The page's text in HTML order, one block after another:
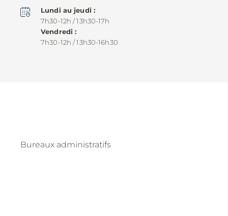
Lundi au jeudi
7h30-12h / 13h30-17h
Vendredi
7h30-12h / 13h30-16h30
Bureaux administratifs